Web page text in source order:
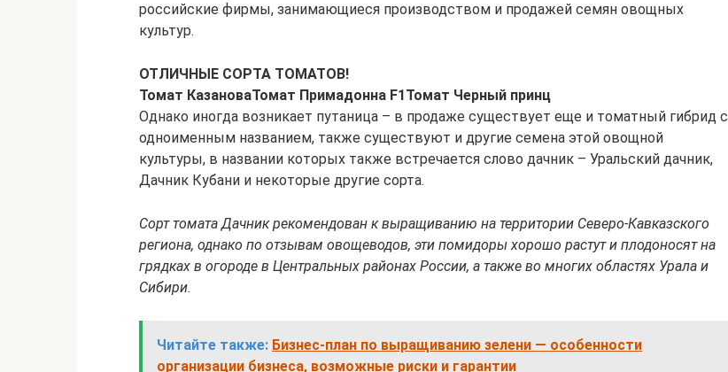
российские фирмы, занимающиеся производством и продажей семян овощных
культур.
ОТЛИЧНЫЕ СОРТА ТОМАТОВ!
Томат КазановаТомат Примадонна F1 Томат Черный принц
Однако иногда возникает путаница – в продаже существует еще и томатный гибрид с
одноименным названием, также существуют и другие семена этой овощной
культуры, в названии которых также встречается слово дачник – Уральский дачник,
Дачник Кубани и некоторые другие сорта.
Сорт томата Дачник рекомендован к выращиванию на территории Северо-Кавказского
региона, однако по отзывам овощеводов, эти помидоры хорошо растут и плодоносят на
грядках в огороде в Центральных районах России, а также во многих областях Урала и
Сибири.
Читайте также: Бизнес-план по выращиванию зелени — особенности
организации бизнеса, возможные риски и гарантии